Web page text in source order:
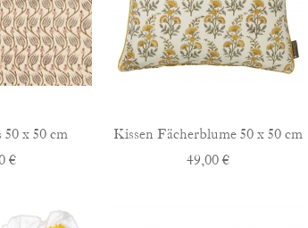
x 50 cm
€
Kissen Fächerblume 50 x 50 cm
49,00 €